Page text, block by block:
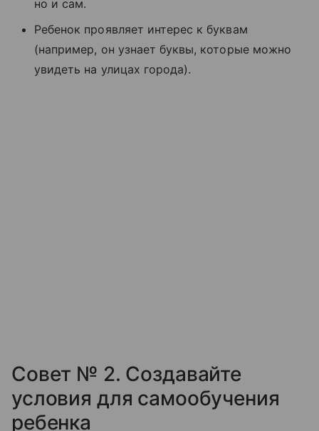
но и сам.
Ребенок проявляет интерес к буквам
(например, он узнает буквы, которые можно
увидеть на улицах города).
Совет № 2. Создавайте
условия для самообучения
ребенка